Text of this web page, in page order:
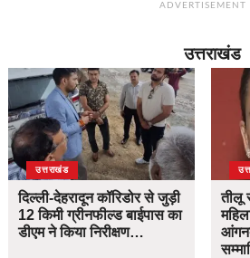
ADVERTISEMENT
उत्तराखंड
उत्तराखंड
दिल्ली-देहरादून कॉरिडोर से जुड़ी
12 किमी ग्रीनफील्ड बाईपास का
डीएम ने किया निरीक्षण…
तीलू